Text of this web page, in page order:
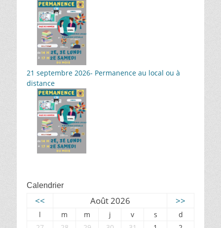
21 septembre 2026- Permanence au local ou à
distance
Calendrier
<< Août 2026 >>
l m m j v s
d